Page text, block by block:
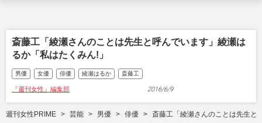
斎藤工「綾瀬さんのことは先生と呼んでいます」綾瀬は
るか「私はたくみん!」
男優 女優 俳優 綾瀬はるか 斎藤工
『週刊女性』編集部 2016/6/9
週刊女性PRIME 芸能 男優 俳優 斎藤工「綾瀬さんのことは先生と